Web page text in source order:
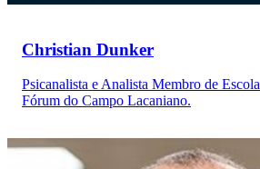
Christian Dunker
Psicanalista e Analista Membro de
Fórum do Campo Lacaniano.